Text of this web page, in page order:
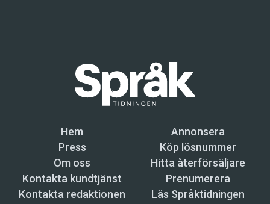
Hem
Annonsera
Press
Köp lösnummer
Om oss
Hitta återförsäljare
Kontakta kundtjänst
Prenumerera
Kontakta redaktionen
Läs Språktidningen